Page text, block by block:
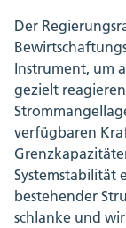
Der
Instrument, um
gezielt
verfügbaren
Systemstabilität
bestehender
schlanke und